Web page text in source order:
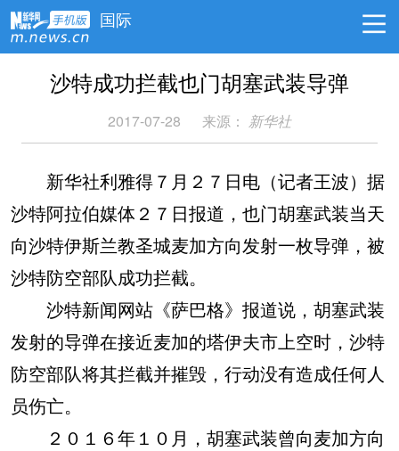
国际
沙特成功拦截也门胡塞武装导弹
2017-07-28 来源： 新华社
新华社利雅得７月２７日电（记者王波）据
沙特阿拉伯媒体２７日报道，也门胡塞武装当天
向沙特伊斯兰教圣城麦加方向发射一枚导弹，被
沙特防空部队成功拦截。
沙特新闻网站《萨巴格》报道说，胡塞武装
发射的导弹在接近麦加的塔伊夫市上空时，沙特
防空部队将其拦截并摧毁，行动没有造成任何人
员伤亡。
２０１６年１０月，胡塞武装曾向麦加方向